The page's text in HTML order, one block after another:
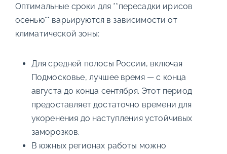
Оптимальные сроки для **пересадки ирисов
осенью** варьируются в зависимости от
климатической зоны:
Для средней полосы России, включая
Подмосковье, лучшее время — с конца
августа до конца сентября. Этот период
предоставляет достаточно времени для
укоренения до наступления устойчивых
заморозков.
В южных регионах работы можно